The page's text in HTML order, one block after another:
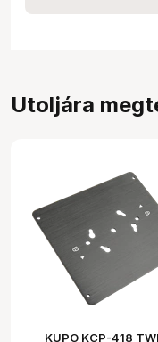
Utoljára
KUPO KCP-418